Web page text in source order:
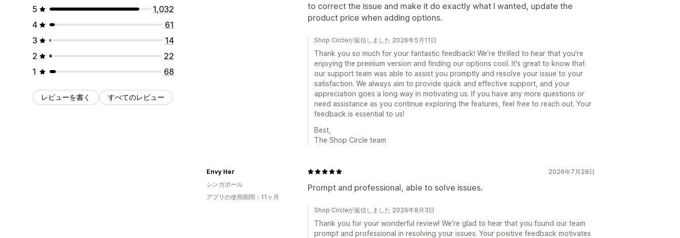
5
1,032
4
61
3
14
2
22
1
68
レビューを書く すべてのレビュー
to correct the issue and make it do exactly what I wanted, update the
product price when adding options.
Shop Circleが返信しました 2026年5月11日
Thank you so much for your fantastic feedback! We’re thrilled to hear that you're
enjoying the premium version and finding our options cool. It's great to know that
our support team was able to assist you promptly and resolve your issue to your
satisfaction. We always aim to provide quick and effective support, and your
appreciation goes a long way in motivating us. If you have any more questions or
need assistance as you continue exploring the features, feel free to reach out. Your
feedback is essential to us!
Best,
The Shop Circle team
2026年7月28日
Prompt and professional, able to solve issues.
Envy Her
シンガポール
アプリの使用期間：11ヶ月
Shop Circleが返信しました 2026年8月3日
Thank you for your wonderful review! We’re glad to hear that you found our team
prompt and professional in resolving your issues. Your positive feedback motivates